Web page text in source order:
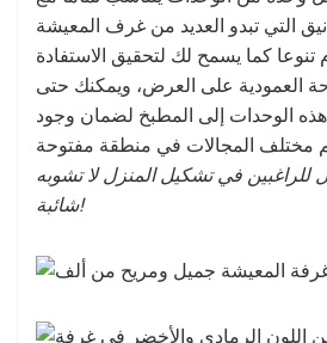
التي تبدو العديد من غرف المعيشة
تنوعا كما يسمح لك لتحقيق الاستفادة
العمودية على العرض، ويمكنك حتى
الوحدات إلى المطبخ لضمان وجود
مختلف المجالات في منطقة مفتوحة
للراغبين في تشكيل المنزل لا تشوبه
شائبة!